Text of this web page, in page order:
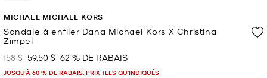
MICHAEL MICHAEL KORS
Sandale à enfiler Dana Michael Kors X Christina
Zimpel
était
158 $ maintenant
59.50 $ 62 % DE RABAIS
JUSQU’À 60 % DE RABAIS. PRIX TELS QU'INDIQUÉS